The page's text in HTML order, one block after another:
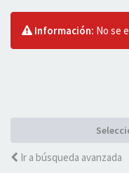
Información: No se
Ir a búsqueda avanzada